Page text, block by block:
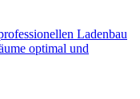
Ladendesign-
für kreative